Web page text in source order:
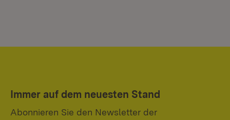
Immer auf dem neuesten Stand
Abonnieren Sie den Newsletter der